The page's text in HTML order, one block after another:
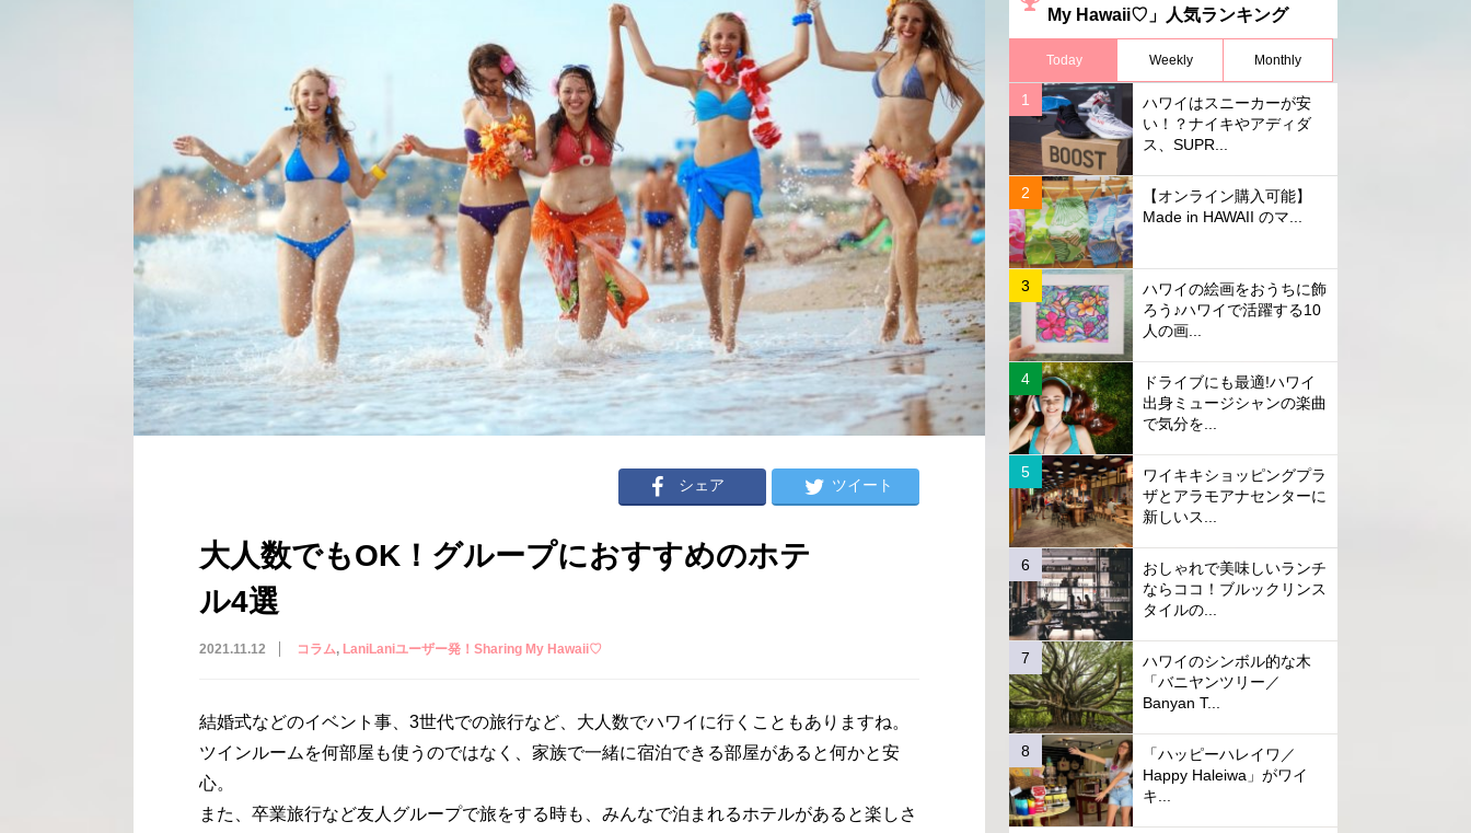
シェア ツイート
大人数でもOK！グループにおすすめのホテ
ル4選
2021.11.12 コラム LaniLaniユーザー発！Sharing My Hawaii♡
結婚式などのイベント事、3世代での旅行など、大人数でハワイに行くこともありますね。
ツインルームを何部屋も使うのではなく、家族で一緒に宿泊できる部屋があると何かと安
心。
また、卒業旅行など友人グループで旅をする時も、みんなで泊まれるホテルがあると楽しさ
My Hawaii♡」人気ランキング
Today Weekly Monthly
ハワイはスニーカーが安
い！？ナイキやアディダ
ス、SUPR...
【オンライン購入可能】
Made in HAWAII のマ...
ハワイの絵画をおうちに飾
ろう♪ハワイで活躍する10
人の画...
ドライブにも最適!ハワイ
出身ミュージシャンの楽曲
で気分を...
ワイキキショッピングプラ
ザとアラモアナセンターに
新しいス...
おしゃれで美味しいランチ
ならココ！ブルックリンス
タイルの...
ハワイのシンボル的な木
「バニヤンツリー／
Banyan T...
「ハッピーハレイワ／
Happy Haleiwa」がワイ
キ...